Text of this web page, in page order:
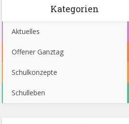
Kategorien
Aktuelles
Offener Ganztag
Schulkonzepte
Schulleben